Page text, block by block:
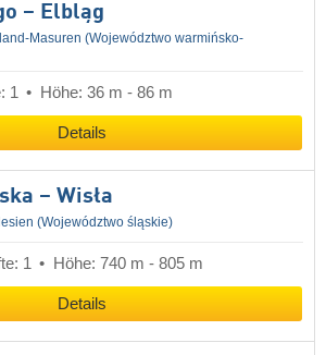
– Elbląg
Masuren (Województwo warmińsko-
1 Höhe: 36 m - 86 m
Details
– Wisła
(Województwo śląskie)
1 Höhe: 740 m - 805 m
Details